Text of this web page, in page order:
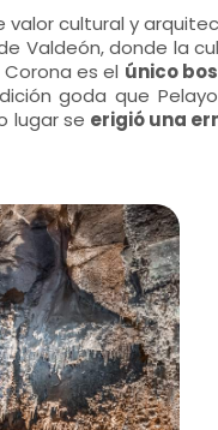
cultural y
Valdeón, donde la
es el único
goda que
lugar se erigió una